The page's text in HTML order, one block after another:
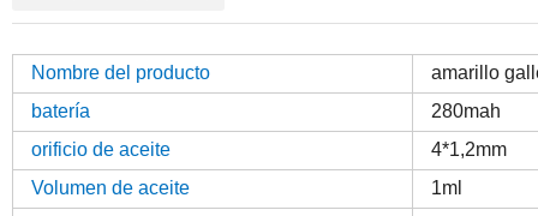
Nombre del producto
amarillo
batería
280mah
orificio de aceite
4*1,2mm
Volumen de aceite
1ml